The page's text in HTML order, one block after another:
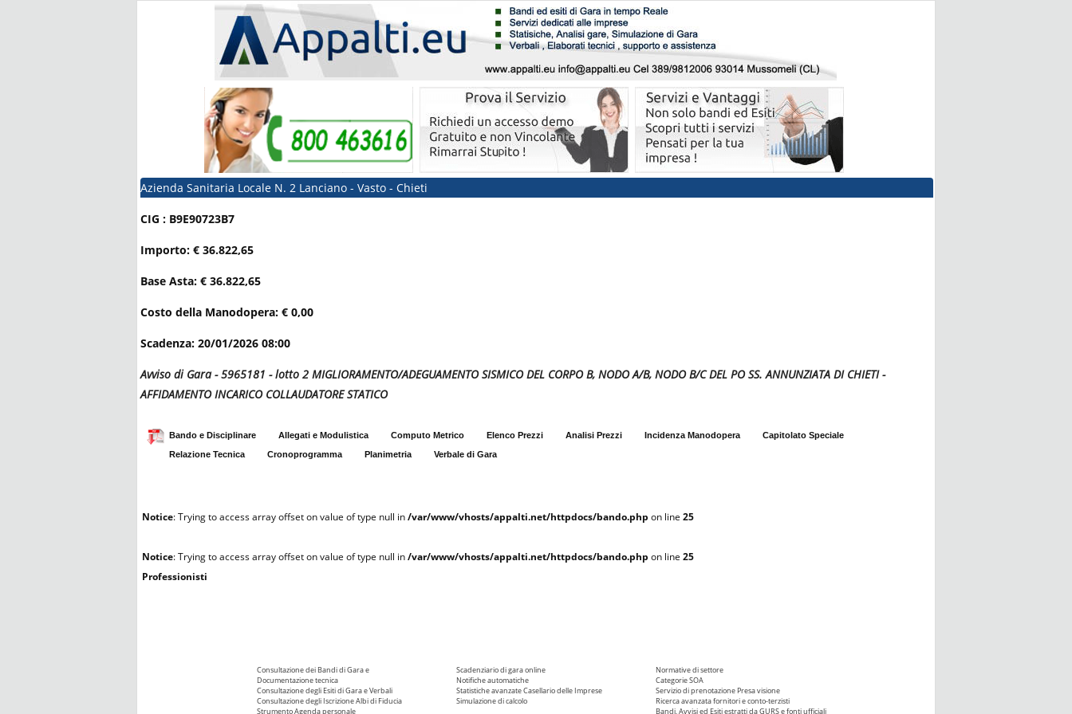
Azienda Sanitaria Locale N. 2 Lanciano - Vasto - Chieti
CIG : B9E90723B7
Importo: € 36.822,65
Base Asta: € 36.822,65
Costo della Manodopera: € 0,00
Scadenza: 20/01/2026 08:00
Avviso di Gara - 5965181 - lotto 2 MIGLIORAMENTO/ADEGUAMENTO SISMICO DEL CORPO B, NODO A/B, NODO B/C DEL PO SS. ANNUNZIATA DI CHIETI -
AFFIDAMENTO INCARICO COLLAUDATORE STATICO
Bando e Disciplinare Allegati e Modulistica Computo Metrico Elenco Prezzi Analisi Prezzi Incidenza Manodopera
Capitolato Speciale
Relazione Tecnica
Cronoprogramma Planimetria Verbale di Gara
Notice: Trying to access array offset on value of type null in/var/www/vhosts/appalti.net/httpdocs/bando.php on line 25
Notice: Trying to access array offset on value of type null in/var/www/vhosts/appalti.net/httpdocs/bando.php on line 25
Professionisti
Consultazione dei Bandi di Gara e
Documentazione tecnica
Consultazione degli Esiti di Gara e Verbali
Consultazione degli Iscrizione Albi di Fiducia
Strumento Agenda personale
Scadenziario di gara online
Notifiche automatiche
Statistiche avanzateCasellario delle Imprese
Simulazione di calcolo
Normative di settore
Categorie SOA
Servizio di prenotazione Presa visione
Ricerca avanzata fornitori e conto-terzisti
Bandi, Avvisi ed Esiti estratti da GURS e fonti ufficiali